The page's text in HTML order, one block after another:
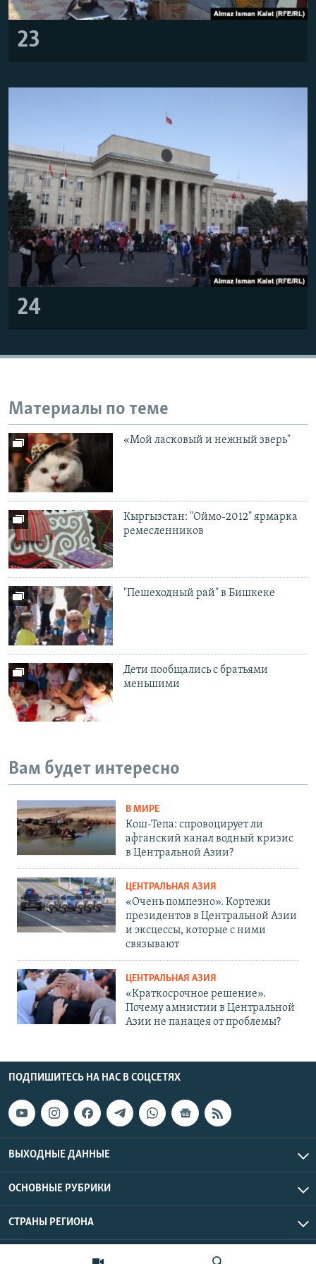
23
24
Материалы по теме
«Мой ласковый и нежный зверь"
Кыргызстан: "Оймо-2012" ярмарка
ремесленников
"Пешеходный рай" в Бишкеке
Дети пообщались с братьями
меньшими
Вам будет интересно
В МИРЕ
Кош-Тепа: спровоцирует ли
афганский канал водный кризис
в Центральной Азии?
ЦЕНТРАЛЬНАЯ АЗИЯ
«Очень помпезно». Кортежи
президентов в Центральной Азии
и эксцессы, которые с ними
связывают
ЦЕНТРАЛЬНАЯ АЗИЯ
«Краткосрочное решение».
Почему амнистии в Центральной
Азии не панацея от проблемы?
ПОДПИШИТЕСЬ НА НАС В СОЦСЕТЯХ
ВЫХОДНЫЕ ДАННЫЕ
ОСНОВНЫЕ РУБРИКИ
СТРАНЫ РЕГИОНА
Азаттык Азия © 2026 RFE/RL, Inc. | Все права защищены.